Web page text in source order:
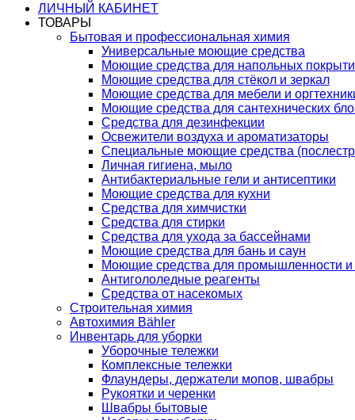
ЛИЧНЫЙ КАБИНЕТ
ТОВАРЫ
Бытовая и профессиональная химия
Универсальные моющие средства
Моющие средства для напольных
Моющие средства для стёкол и зеркал
Моющие средства для мебели и
Моющие средства для сантехнических
Средства для дезинфекции
Освежители воздуха и ароматизаторы
Специальные моющие средства
Личная гигиена, мыло
Антибактериальные гели и антисептики
Моющие средства для кухни
Средства для химчистки
Средства для стирки
Средства для ухода за бассейнами
Моющие средства для бань и саун
Моющие средства для промышленности и
Антигололедные реагенты
Средства от насекомых
Строительная химия
Автохимия Bähler
Инвентарь для уборки
Уборочные тележки
Комплексные тележки
Флаундеры, держатели мопов, швабры
Рукоятки и черенки
Швабры бытовые